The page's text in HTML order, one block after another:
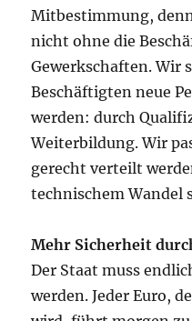
Mitbestimmung,
nicht ohne die
Gewerkschaften. Wir
Beschäftigten neue
werden: durch
Weiterbildung. Wir
gerecht verteilt
technischem Wandel
Mehr Sicherheit
Der Staat muss
werden. Jeder Euro,